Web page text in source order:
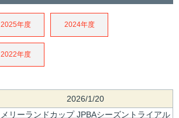
2025年度 2024年度
2022年度
2026/1/20
メリーランドカップ JPBAシーズントライアル